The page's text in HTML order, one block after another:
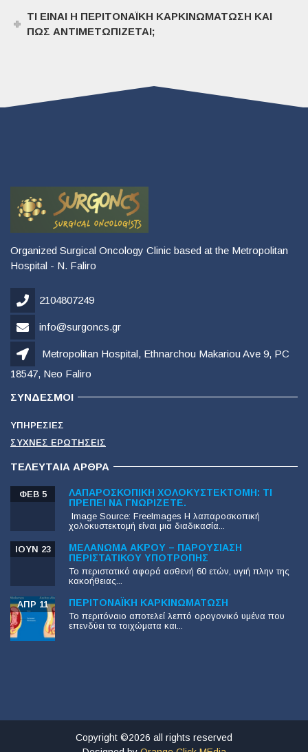
ΤΙ ΕΊΝΑΙ Η ΠΕΡΙΤΟΝΑΪΚΉ ΚΑΡΚΙΝΩΜΆΤΩΣΗ ΚΑΙ
ΠΏΣ ΑΝΤΙΜΕΤΩΠΊΖΕΤΑΙ;
Organized Surgical Oncology Clinic based at the Metropolitan
Hospital - N. Faliro
2104807249
info@surgoncs.gr
Metropolitan Hospital, Ethnarchou Makariou Ave 9, PC
18547, Neo Faliro
ΣΎΝΔΕΣΜΟΙ
ΥΠΗΡΕΣΊΕΣ
ΣΥΧΝΈΣ ΕΡΩΤΉΣΕΙΣ
ΤΕΛΕΥΤΑΊΑ ΆΡΘΡΑ
ΛΑΠΑΡΟΣΚΟΠΙΚΉ ΧΟΛΟΚΥΣΤΕΚΤΟΜΉ: ΤΙ
ΠΡΈΠΕΙ ΝΑ ΓΝΩΡΊΖΕΤΕ.
ΦΕΒ 5
‍ Image Source: FreeImages‍ Η λαπαροσκοπική
χολοκυστεκτομή είναι μια διαδικασία...
ΜΕΛΆΝΩΜΑ ΆΚΡΟΥ – ΠΑΡΟΥΣΊΑΣΗ
ΠΕΡΙΣΤΑΤΙΚΟΎ ΥΠΟΤΡΟΠΉΣ
ΙΟΎΝ 23
Το περιστατικό αφορά ασθενή 60 ετών, υγιή πλην της
κακοήθειας...
ΠΕΡΙΤΟΝΑΪΚΉ ΚΑΡΚΙΝΩΜΆΤΩΣΗ
ΑΠΡ 11
Το περιτόναιο αποτελεί λεπτό ορογονικό υμένα που
επενδύει τα τοιχώματα και...
Copyright ©2026 all rights reserved